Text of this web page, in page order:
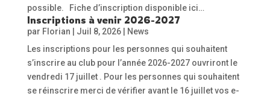
possible. Fiche d’inscription disponible ici…
Inscriptions à venir 2026-2027
par Florian Juil 8, 2026|
News
Les inscriptions pour les personnes qui souhaitent
s’inscrire au club pour l’année 2026-2027 ouvriront le
vendredi 17 juillet . Pour les personnes qui souhaitent
se réinscrire merci de vérifier avant le 16 juillet vos e-